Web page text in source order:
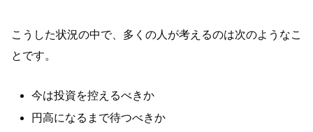
こうした状況の中で、多くの人が考えるのは次のようなこ
とです。
今は投資を控えるべきか
円高になるまで待つべきか